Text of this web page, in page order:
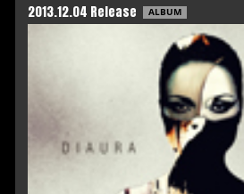
2013.12.04 Release ALBUM